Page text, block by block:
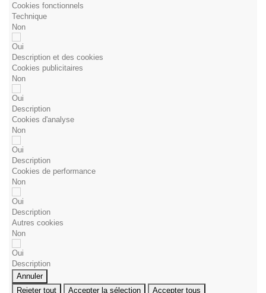
Cookies fonctionnels
Technique
Non
Oui
Description et des cookies
Cookies publicitaires
Non
Oui
Description
Cookies d'analyse
Non
Oui
Description
Cookies de performance
Non
Oui
Description
Autres cookies
Non
Oui
Description
Annuler
Rejeter tout
Accepter la sélection Accepter tous